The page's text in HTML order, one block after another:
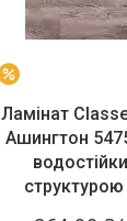
Ламінат
Ашингтон
структурою